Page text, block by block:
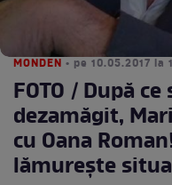
MONDEN • pe 10.05.2017 la
FOTO / După
dezamăgit,
cu Oana
lămureşte